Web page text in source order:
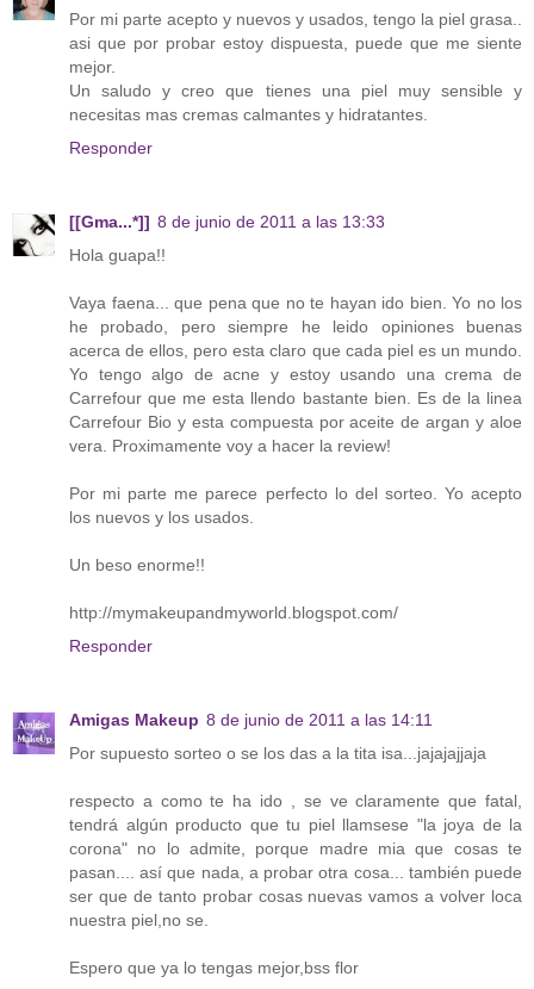
Por mi parte acepto y nuevos y usados, tengo la piel grasa..
asi que por probar estoy dispuesta, puede que me siente
mejor.
Un saludo y creo que tienes una piel muy sensible y
necesitas mas cremas calmantes y hidratantes.
Responder
[[Gma...*]] 8 de junio de 2011 a las 13:33
Hola guapa!!
Vaya faena... que pena que no te hayan ido bien. Yo no los
he probado, pero siempre he leido opiniones buenas
acerca de ellos, pero esta claro que cada piel es un mundo.
Yo tengo algo de acne y estoy usando una crema de
Carrefour que me esta llendo bastante bien. Es de la linea
Carrefour Bio y esta compuesta por aceite de argan y aloe
vera. Proximamente voy a hacer la review!
Por mi parte me parece perfecto lo del sorteo. Yo acepto
los nuevos y los usados.
Un beso enorme!!
http://mymakeupandmyworld.blogspot.com/
Responder
Amigas Makeup 8 de junio de 2011 a las 14:11
Por supuesto sorteo o se los das a la tita isa...jajajajjaja
respecto a como te ha ido , se ve claramente que fatal,
tendrá algún producto que tu piel llamsese "la joya de la
corona" no lo admite, porque madre mia que cosas te
pasan.... así que nada, a probar otra cosa... también puede
ser que de tanto probar cosas nuevas vamos a volver loca
nuestra piel,no se.
Espero que ya lo tengas mejor,bss flor